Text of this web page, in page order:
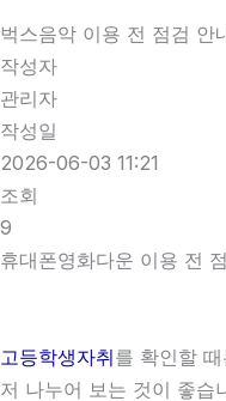
벅스음악 이용 전 점검 안
작성자
관리자
작성일
2026-06-03 11:21
조회
9
휴대폰영화다운 이용 전
고등학생자취를 확인할
저 나누어 보는 것이 좋습